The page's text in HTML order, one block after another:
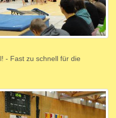
- Fast zu schnell für die